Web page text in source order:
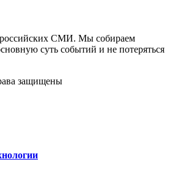
российских СМИ. Мы собираем
суть событий и не потеряться
защищены